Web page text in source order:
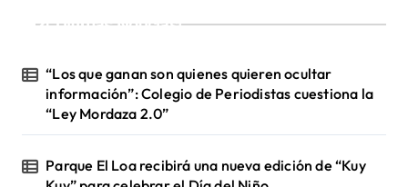
¡Ultimas Noticias!
“Los que ganan son quienes quieren ocultar
información”: Colegio de Periodistas cuestiona la
“Ley Mordaza 2.0”
Parque El Loa recibirá una nueva edición de “Kuy